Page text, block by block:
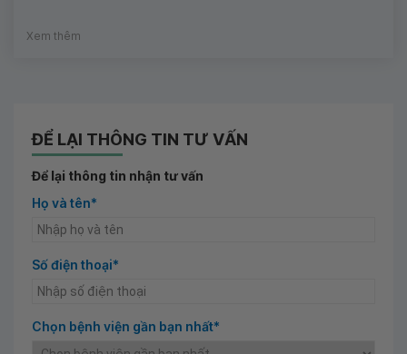
Xem thêm
ĐỂ LẠI THÔNG TIN TƯ VẤN
Để lại thông tin nhận tư vấn
Họ và tên*
Số điện thoại*
Chọn bệnh viện gần bạn nhất*